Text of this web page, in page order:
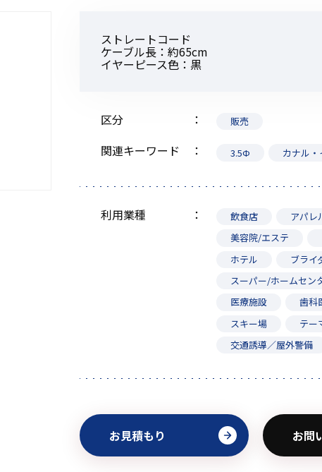
無線機収納・運搬ケース
その他アクセサリー
初めてご利用の方
ストレートコード
ケーブル長：約65cm
イヤーピース色：黒
区分 販売
関連キーワード 3.5Ф カナル
利用業種 飲食店
アパレ
美容院/エステ
ホテル
ブライ
スーパー/ホームセン
医療施設
歯科
スキー場
テー
交通誘導／屋外警備
お見積もり お問